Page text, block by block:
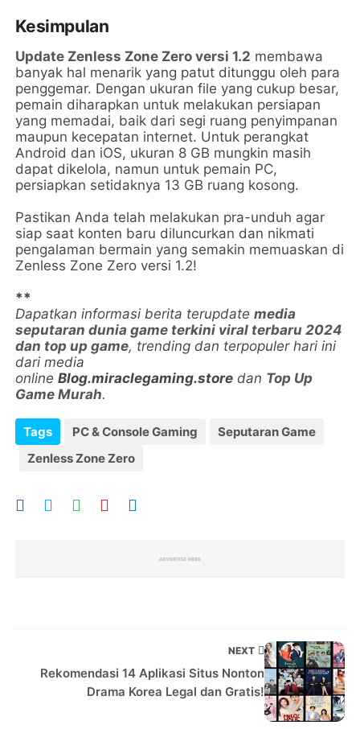
Kesimpulan
Update Zenless Zone Zero versi 1.2 membawa
banyak hal menarik yang patut ditunggu oleh para
penggemar. Dengan ukuran file yang cukup besar,
pemain diharapkan untuk melakukan persiapan
yang memadai, baik dari segi ruang penyimpanan
maupun kecepatan internet. Untuk perangkat
Android dan iOS, ukuran 8 GB mungkin masih
dapat dikelola, namun untuk pemain PC,
persiapkan setidaknya 13 GB ruang kosong.
Pastikan Anda telah melakukan pra-unduh agar
siap saat konten baru diluncurkan dan nikmati
pengalaman bermain yang semakin memuaskan di
Zenless Zone Zero versi 1.2!
**
Dapatkan informasi berita terupdatemedia
seputaran dunia game terkini viral terbaru 2024
dan top up game, trending dan terpopuler hari ini
dari media
onlineBlog.miraclegaming.store dan Top Up
Game Murah.
Tags PC & Console Gaming
Seputaran Game
Zenless Zone Zero
NEXT
Rekomendasi 14 Aplikasi Situs Nonton
Drama Korea Legal dan Gratis!